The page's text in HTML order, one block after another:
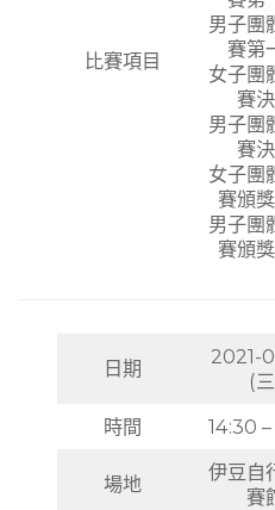
比賽項目
男子團
賽第
女子團
賽
男子團
賽
女子團
賽頒
男子團
賽頒
日期
2021-
(
時間
14:30
場地
伊豆自
賽